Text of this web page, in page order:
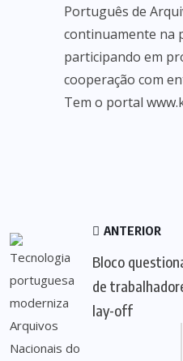
Português de
continuamente na
participando em
cooperação com
Tem o portal
ANTERIOR
Bloco
de
lay-off